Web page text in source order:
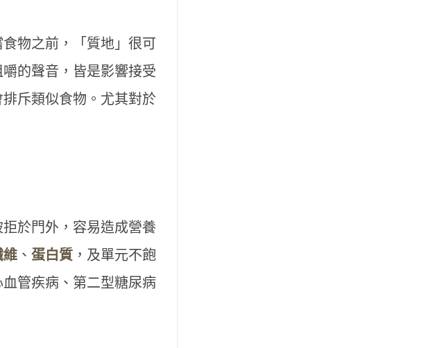
物之前，「質地」很可
的聲音，皆是影響接受
斥類似食物。尤其對於
於門外，容易造成營養
維 、 蛋白質 ，及單元不飽
管疾病、第二型糖尿病